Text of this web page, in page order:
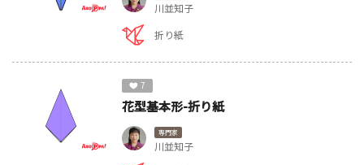
川並知子
折り紙
7
花型基本形-折り紙
専門家
川並知子